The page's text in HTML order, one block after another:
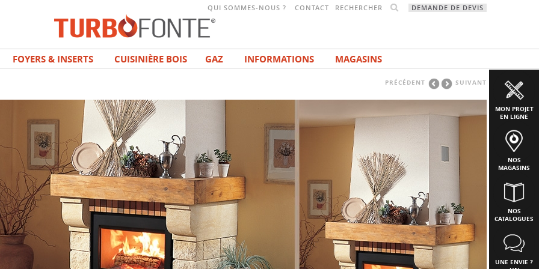
QUI SOMMES-NOUS ? CONTACT RECHERCHER DEMANDE DE DEVIS
FOYERS & INSERTS CUISINIÈRE BOIS GAZ INFORMATIONS MAGASINS
PRÉCÉDENT SUIVANT
MON PROJET
EN LIGNE
NOS
MAGASINS
NOS
CATALOGUES
UNE ENVIE ?